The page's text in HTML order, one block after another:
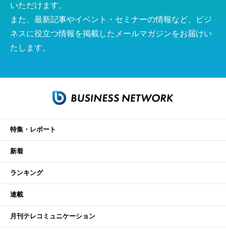
いただけます。
また、最新記事やイベント・セミナーの情報など、ビジ
ネスに役立つ情報を掲載したメールマガジンをお届けい
たします。
特集・レポート
新着
ランキング
連載
月刊テレコミュニケーション